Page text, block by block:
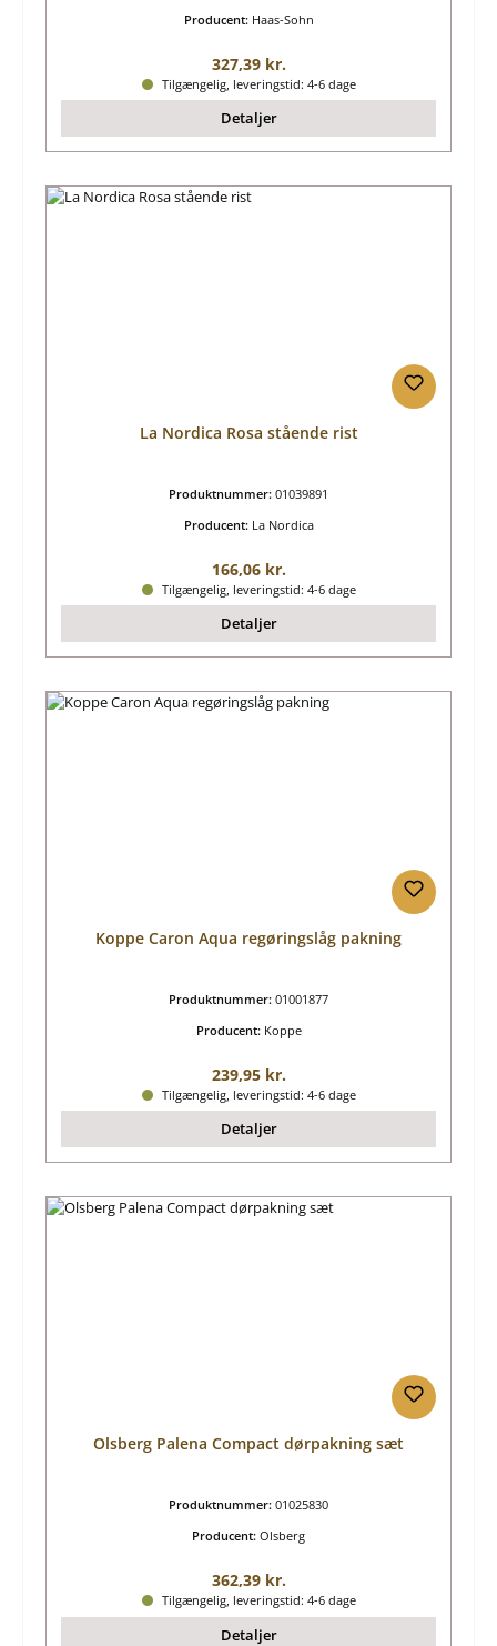
Producent: Haas-Sohn
Almindelig pris:
327,39 kr.
Tilgængelig, leveringstid: 4-6 dage
Detaljer
La Nordica Rosa stående rist
Produktnummer: 01039891
Producent: La Nordica
Almindelig pris:
166,06 kr.
Tilgængelig, leveringstid: 4-6 dage
Detaljer
Koppe Caron Aqua regøringslåg pakning
Produktnummer: 01001877
Producent: Koppe
Almindelig pris:
239,95 kr.
Tilgængelig, leveringstid: 4-6 dage
Detaljer
Olsberg Palena Compact dørpakning sæt
Produktnummer: 01025830
Producent: Olsberg
Almindelig pris:
362,39 kr.
Tilgængelig, leveringstid: 4-6 dage
Detaljer